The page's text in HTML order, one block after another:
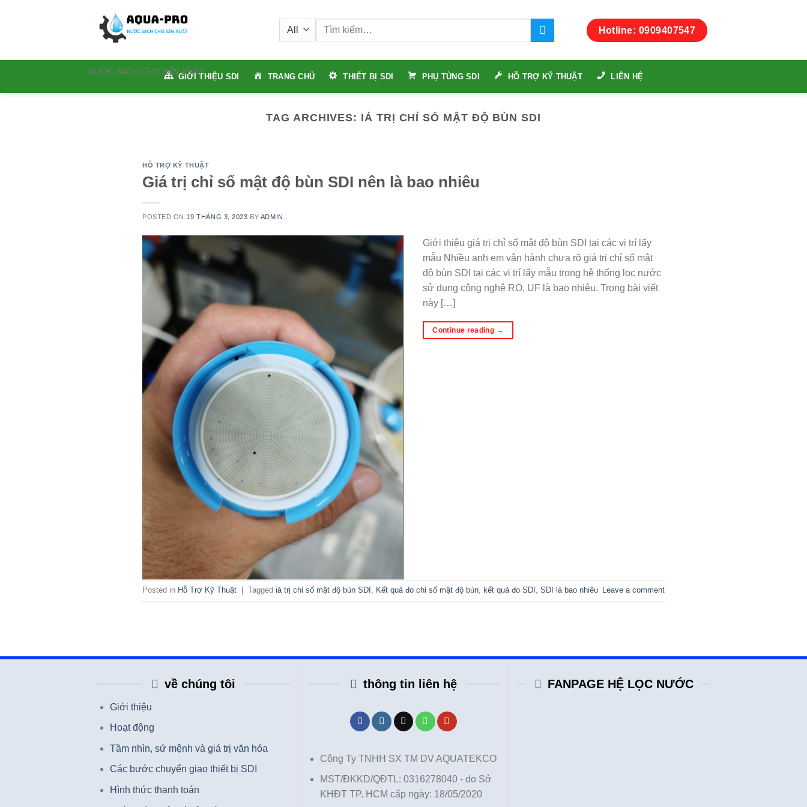
NƯỚC SẠCH CHO SẢN XUẤT
Tìm
Hotline: 0909407547
GIỚI THIỆU SDI TRANG CHỦ THIẾT BỊ SDI PHỤ TÙNG SDI HỖ TRỢ KỸ THUẬT LIÊN HỆ
TAG ARCHIVES: IÁ TRỊ CHỈ SỐ MẬT ĐỘ BÙN SDI
HỖ TRỢ KỸ THUẬT
Giá trị chỉ số mật độ bùn SDI nên là bao nhiêu
POSTED ON 19 THÁNG 3, 2023 BY ADMIN
Giới thiệu giá trị chỉ số mật độ bùn SDI tại các vị trí lấy
mẫu Nhiều anh em vận hành chưa rõ giá trị chỉ số mật
độ bùn SDI tại các vị trí lấy mẫu trong hệ thống lọc nước
sử dụng công nghệ RO, UF là bao nhiêu. Trong bài viết
này […]
Continue reading →
Posted in Hỗ Trợ Kỹ Thuật Tagged iá trị chỉ số mật độ bùn SDI Kết quả đo chỉ số mật độ bùn kết quả đo SDI SDI là bao nhiêu Leave a comment
về chúng tôi
Giới thiệu
Hoạt động
Tầm nhìn, sứ mệnh và giá trị văn hóa
Các bước chuyển giao thiết bị SDI
Hình thức thanh toán
thông tin liên hệ
Công Ty TNHH SX TM DV AQUATEKCO
MST/ĐKKD/QĐTL: 0316278040 - do Sở
KHĐT TP. HCM cấp ngày: 18/05/2020
FANPAGE HỆ LỌC NƯỚC